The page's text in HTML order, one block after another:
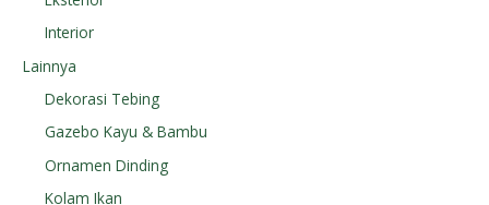
Interior
Lainnya
Dekorasi Tebing
Gazebo Kayu & Bambu
Ornamen Dinding
Kolam Ikan